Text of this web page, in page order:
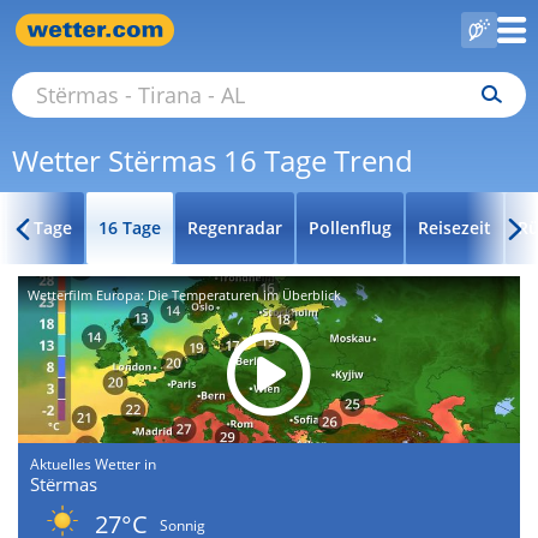
Wetter Stërmas 16 Tage Trend
7 Tage 16 Tage Regenradar Pollenflug Reisezeit
Wetterfilm Europa: Die Temperaturen im Überblick
Aktuelles Wetter in
Stërmas
27°C
Sonnig